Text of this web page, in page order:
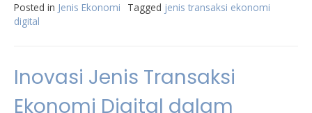
Posted in Jenis Ekonomi Tagged jenis transaksi ekonomi
digital
Inovasi Jenis Transaksi
Ekonomi Digital dalam